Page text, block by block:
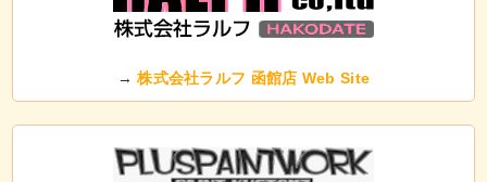
→株式会社ラルフ 函館店 Web Site